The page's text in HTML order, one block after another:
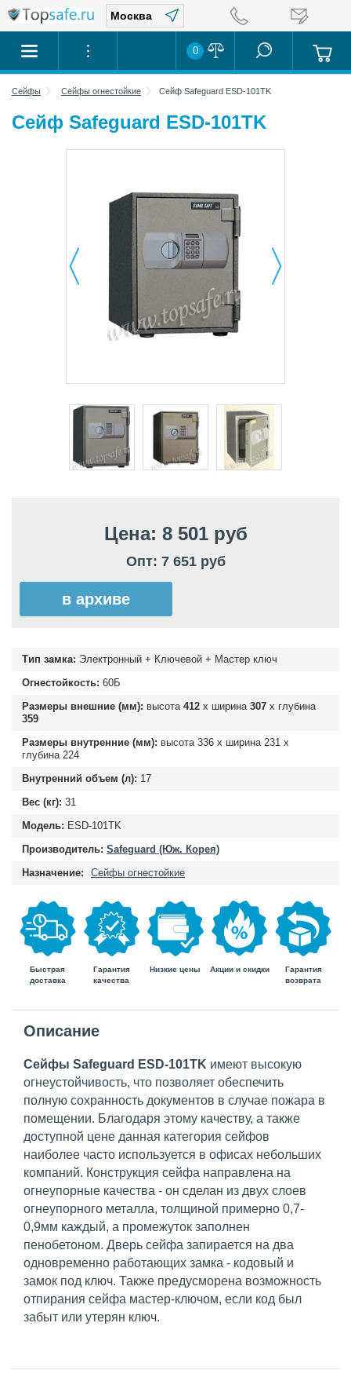
0
Сейфы Сейфы огнестойкие Сейф Safeguard ESD-101TK
Сейф Safeguard ESD-101TK
Цена: 8 501 руб
Опт: 7 651 руб
в архиве
Тип замка: Электронный + Ключевой + Мастер ключ
Огнестойкость: 60Б
Размеры внешние (мм): высота 412 х ширина 307 х глубина
359
Размеры внутренние (мм): высота 336 х ширина 231 х
глубина 224
Внутренний объем (л): 17
Вес (кг): 31
Модель: ESD-101TK
Производитель: Safeguard (Юж. Корея)
Назначение:
Сейфы огнестойкие
Быстрая
доставка
Гарантия
качества
Низкие цены Акции и скидки
Гарантия
возврата
Описание
Сейфы Safeguard ESD-101TK имеют высокую
огнеустойчивость, что позволяет обеспечить
полную сохранность документов в случае пожара в
помещении. Благодаря этому качеству, а также
доступной цене данная категория сейфов
наиболее часто используется в офисах небольших
компаний. Конструкция сейфа направлена на
огнеупорные качества - он сделан из двух слоев
огнеупорного металла, толщиной примерно 0,7-
0,9мм каждый, а промежуток заполнен
пенобетоном. Дверь сейфа запирается на два
одновременно работающих замка - кодовый и
замок под ключ. Также предусморена возможность
отпирания сейфа мастер-ключом, если код был
забыт или утерян ключ.